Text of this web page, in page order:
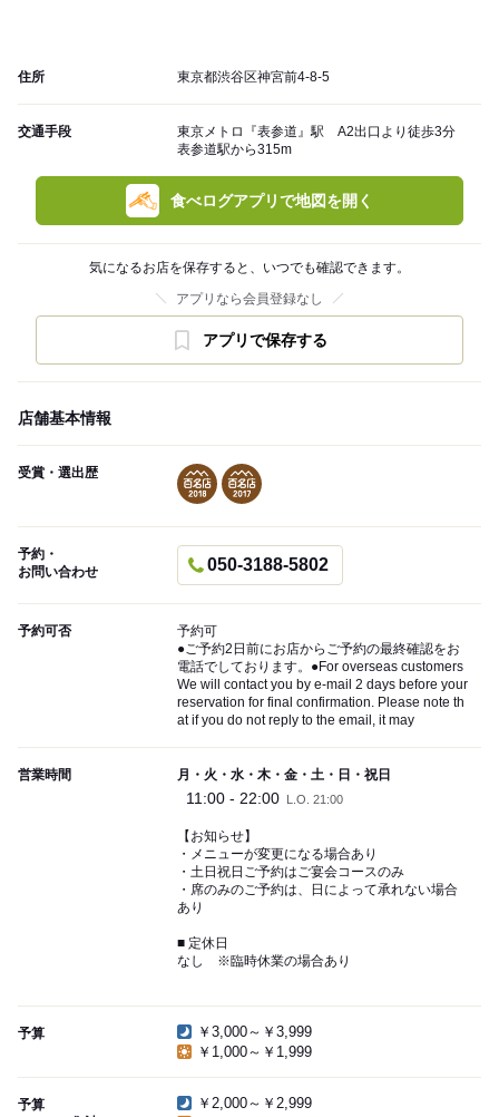
住所 東京都渋谷区神宮前4-8-5
交通手段
東京メトロ『表参道』駅 A2出口より徒歩3分
表参道駅から315m
食べログアプリで地図を開く
気になるお店を保存すると、いつでも確認できます。
アプリなら会員登録なし
アプリで保存する
店舗基本情報
受賞・選出歴
予約・
お問い合わせ
050-3188-5802
予約可否
予約可
●ご予約2日前にお店からご予約の最終確認をお
電話でしております。●For overseas customers
We will contact you by e-mail 2 days before your
reservation for final confirmation. Please note th
at if you do not reply to the email, it may
営業時間 月・火・水・木・金・土・日・祝日
11:00 - 22:00 L.O. 21:00
【お知らせ】
・メニューが変更になる場合あり
・土日祝日ご予約はご宴会コースのみ
・席のみのご予約は、日によって承れない場合
あり
■ 定休日
なし ※臨時休業の場合あり
予算
￥3,000～￥3,999
￥1,000～￥1,999
予算
￥2,000～￥2,999